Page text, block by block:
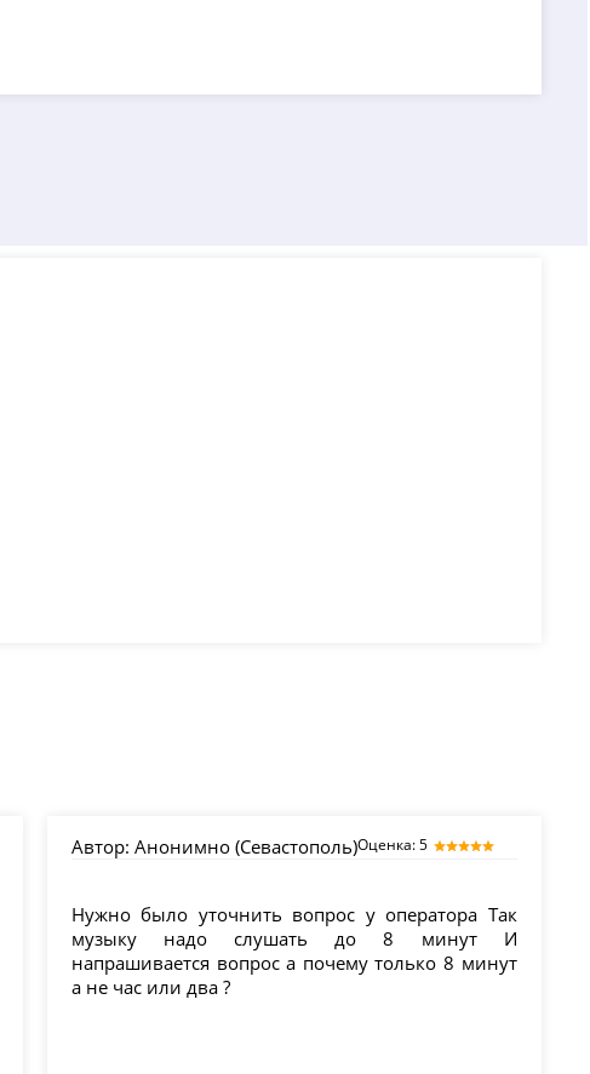
Автор: Анонимно (Севастополь)Оценка: 5
Нужно было уточнить вопрос у оператора Так
музыку надо слушать до 8 минут И
напрашивается вопрос а почему только 8 минут
а не час или два ?